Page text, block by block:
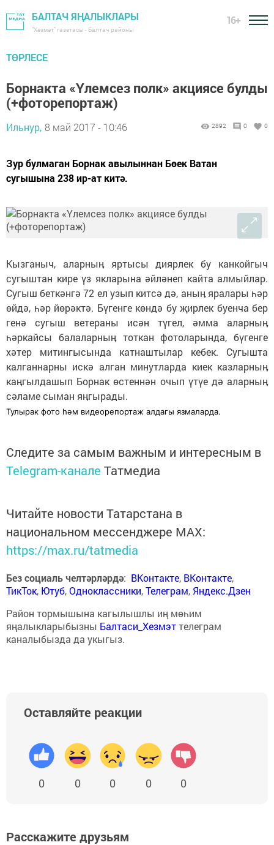
БАЛТАЧ ЯҢАЛЫКЛАРЫ
"Хезмәт" газетасы - Балтач районы
16+
ТӨРЛЕСЕ
Борнакта «Үлемсез полк» акциясе булды
(+фоторепортаж)
Ильнур, 8 май 2017 - 10:46 2892 0 0
Зур булмаган Борнак авылыннан Бөек Ватан
сугышына 238 ир-ат китә.
Кызганыч, аларныӊ яртысы диярлек бу канкойгыч
сугыштан кире үз якларына әйләнеп кайта алмыйлар.
Сугыш беткәнгә 72 ел узып китсә дә, аныӊ яралары һәр
өйдә, һәр йөрәктә. Бүгенге көндә бу җирлек буенча бер
генә сугыш ветераны исән түгел, әмма аларныӊ
һәркайсы балаларныӊ тоткан фотоларында, бүгенге
хәтер митингысында катнаштылар кебек. Сугышта
калганнарны искә алган минутларда киек казларныӊ
каӊгылдашып Борнак өстеннән очып үтүе дә аларныӊ
сәламе сыман яӊгырады.
Тулырак фото һәм видеорепортаж алдагы язмаларда.
Следите за самым важным и интересным в
Telegram-канале Татмедиа
Читайте новости Татарстана в
национальном мессенджере MАХ:
https://max.ru/tatmedia
Без социаль челтәрләрдә: ВКонтакте, ВКонтакте,
ТикТок, Ютуб,Одноклассники,Телеграм, Яндекс.Дзен
Район тормышына кагылышлы иң мөһим
яңалыкларыбызны Балтаси_Хезмэттелеграм
каналыбызда да укыгыз.
Оставляйте реакции
0 0 0 0 0
Расскажите друзьям